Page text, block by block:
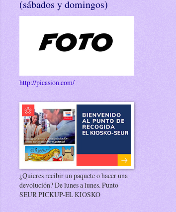
(sábados y domingos)
http://picasion.com/
¿Quieres recibir un paquete o hacer una
devolución? De lunes a lunes. Punto
SEUR PICKUP-EL KIOSKO